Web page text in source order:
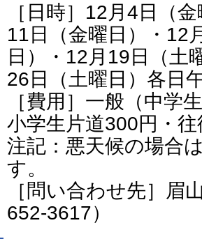
［日時］12月4日（
11日（金曜日）・12
日）・12月19日（土
26日（土曜日）各日
［費用］一般（中学
小学生片道300円・往
注記：悪天候の場合
す。
［問い合わせ先］眉
652-3617）